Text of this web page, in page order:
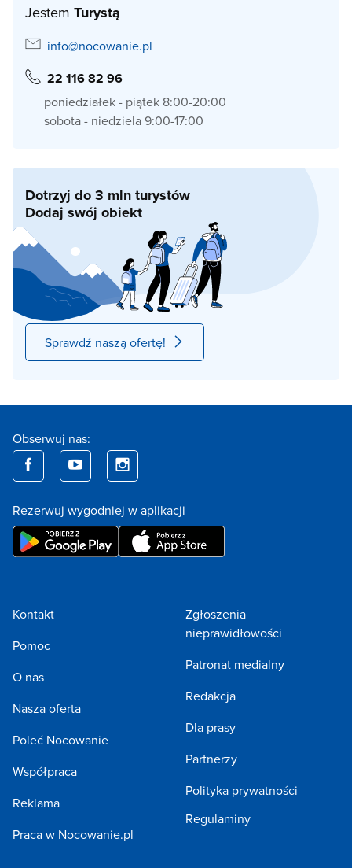
Jestem Turystą
info@nocowanie.pl
22 116 82 96
poniedziałek - piątek 8:00-20:00
sobota - niedziela 9:00-17:00
Dotrzyj do 3 mln turystów
Dodaj swój obiekt
Sprawdź naszą ofertę!
Obserwuj nas:
Rezerwuj wygodniej w aplikacji
Kontakt
Pomoc
O nas
Nasza oferta
Poleć Nocowanie
Współpraca
Reklama
Praca w Nocowanie.pl
Zgłoszenia
nieprawidłowości
Patronat medialny
Redakcja
Dla prasy
Partnerzy
Polityka prywatności
Regulaminy